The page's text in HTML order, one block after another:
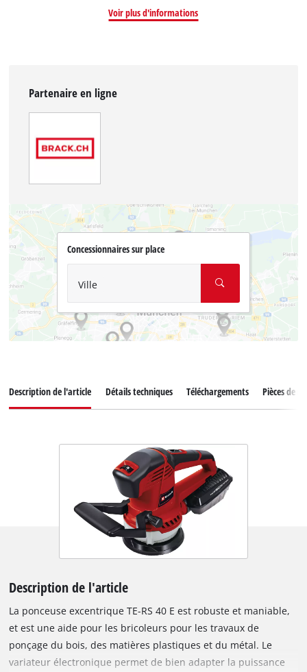
Voir plus d'informations
Partenaire en ligne
Concessionnaires sur place
Ville
Description de l'article Détails techniques Téléchargements Pièces de
Description de l'article
La ponceuse excentrique TE-RS 40 E est robuste et maniable,
et est une aide pour les bricoleurs pour les travaux de
ponçage du bois, des matières plastiques et du métal. Le
variateur électronique permet de bien adapter la puissance